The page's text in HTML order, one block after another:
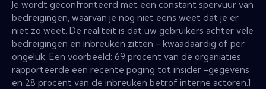
Je wordt geconfronteerd met een constant spervuur ​​van
bedreigingen, waarvan je nog niet eens weet dat je er
niet zo weet. De realiteit is dat uw gebruikers achter vele
bedreigingen en inbreuken zitten - kwaadaardig of per
ongeluk. Een voorbeeld: 69 procent van de organiaties
rapporteerde een recente poging tot insider -gegevens
en 28 procent van de inbreuken betrof interne actoren.1